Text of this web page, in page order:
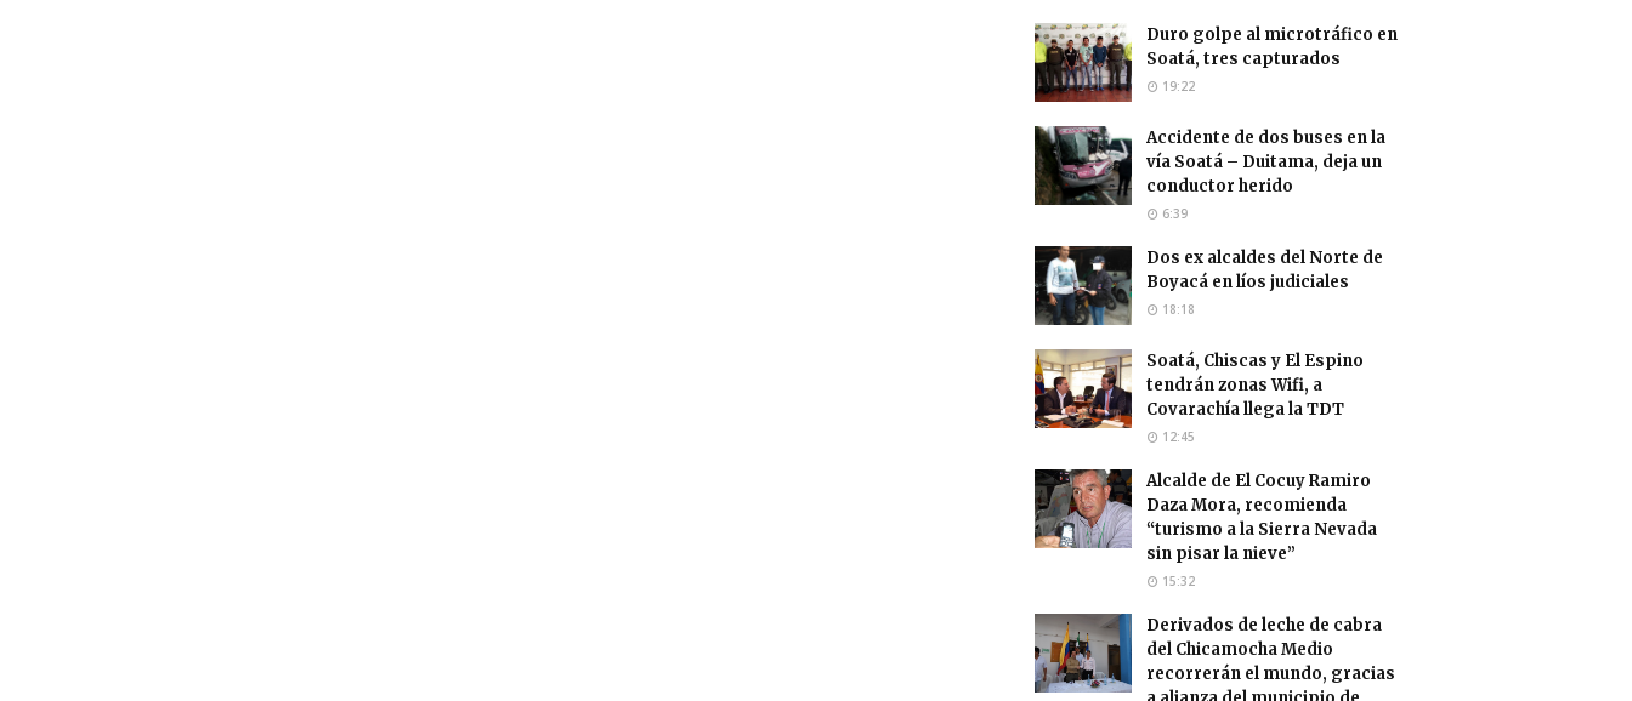
Duro golpe al microtráfico en
Soatá, tres capturados
19:22
Accidente de dos buses en la
vía Soatá – Duitama, deja un
conductor herido
6:39
Dos ex alcaldes del Norte de
Boyacá en líos judiciales
18:18
Soatá, Chiscas y El Espino
tendrán zonas Wifi, a
Covarachía llega la TDT
12:45
Alcalde de El Cocuy Ramiro
Daza Mora, recomienda
“turismo a la Sierra Nevada
sin pisar la nieve”
15:32
Derivados de leche de cabra
del Chicamocha Medio
recorrerán el mundo, gracias